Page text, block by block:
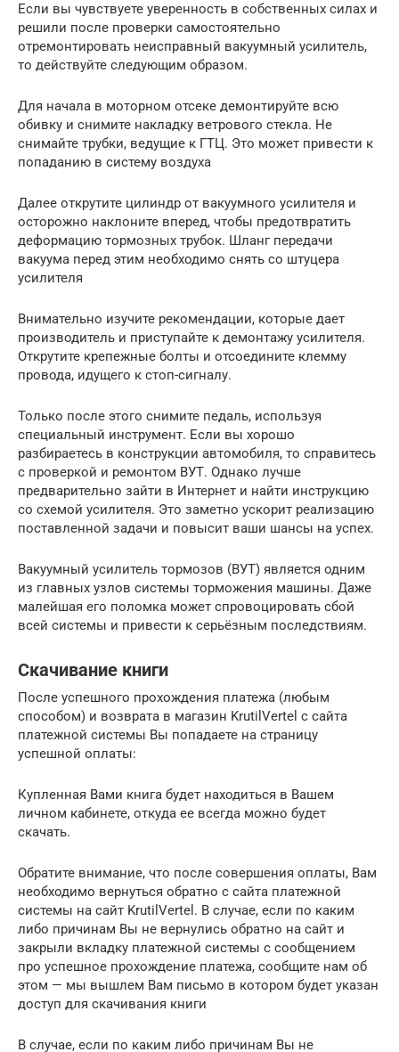
Если вы чувствуете уверенность в собственных силах и
решили после проверки самостоятельно
отремонтировать неисправный вакуумный усилитель,
то действуйте следующим образом.
Для начала в моторном отсеке демонтируйте всю
обивку и снимите накладку ветрового стекла. Не
снимайте трубки, ведущие к ГТЦ. Это может привести к
попаданию в систему воздуха
Далее открутите цилиндр от вакуумного усилителя и
осторожно наклоните вперед, чтобы предотвратить
деформацию тормозных трубок. Шланг передачи
вакуума перед этим необходимо снять со штуцера
усилителя
Внимательно изучите рекомендации, которые дает
производитель и приступайте к демонтажу усилителя.
Открутите крепежные болты и отсоедините клемму
провода, идущего к стоп-сигналу.
Только после этого снимите педаль, используя
специальный инструмент. Если вы хорошо
разбираетесь в конструкции автомобиля, то справитесь
с проверкой и ремонтом ВУТ. Однако лучше
предварительно зайти в Интернет и найти инструкцию
со схемой усилителя. Это заметно ускорит реализацию
поставленной задачи и повысит ваши шансы на успех.
Вакуумный усилитель тормозов (ВУТ) является одним
из главных узлов системы торможения машины. Даже
малейшая его поломка может спровоцировать сбой
всей системы и привести к серьёзным последствиям.
Скачивание книги
После успешного прохождения платежа (любым
способом) и возврата в магазин KrutilVertel с сайта
платежной системы Вы попадаете на страницу
успешной оплаты:
Купленная Вами книга будет находиться в Вашем
личном кабинете, откуда ее всегда можно будет
скачать.
Обратите внимание, что после совершения оплаты, Вам
необходимо вернуться обратно с сайта платежной
системы на сайт KrutilVertel. В случае, если по каким
либо причинам Вы не вернулись обратно на сайт и
закрыли вкладку платежной системы с сообщением
про успешное прохождение платежа, сообщите нам об
этом — мы вышлем Вам письмо в котором будет указан
доступ для скачивания книги
В случае, если по каким либо причинам Вы не